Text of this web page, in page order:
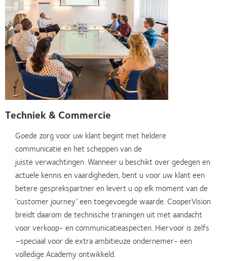
Techniek & Commercie
Goede zorg voor uw klant begint met heldere
communicatie en het scheppen van de
juiste verwachtingen. Wanneer u beschikt over gedegen en
actuele kennis en vaardigheden, bent u voor uw klant een
betere gesprekspartner en levert u op elk moment van de
‘customer journey’ een toegevoegde waarde. CooperVision
breidt daarom de technische trainingen uit met aandacht
voor verkoop- en communicatieaspecten. Hiervoor is zelfs
–speciaal voor de extra ambitieuze ondernemer- een
volledige Academy ontwikkeld.